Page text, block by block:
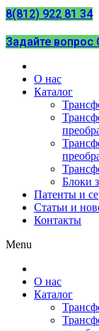
8(812) 922 81 34
Задайте вопрос
О нас
Каталог
Блоки
Патенты и
Статьи и
Контакты
Menu
О нас
Каталог